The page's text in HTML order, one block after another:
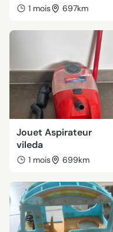
1 mois 697km
Jouet Aspirateur
vileda
1 mois 699km